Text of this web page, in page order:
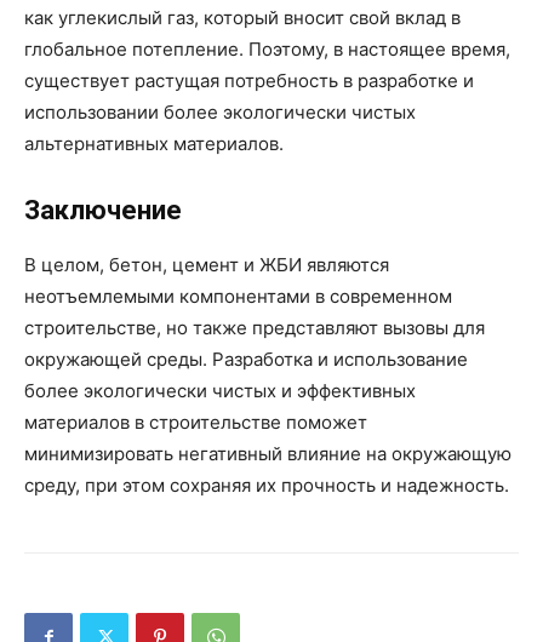
как углекислый газ, который вносит свой вклад в
глобальное потепление. Поэтому, в настоящее время,
существует растущая потребность в разработке и
использовании более экологически чистых
альтернативных материалов.
Заключение
В целом, бетон, цемент и ЖБИ являются
неотъемлемыми компонентами в современном
строительстве, но также представляют вызовы для
окружающей среды. Разработка и использование
более экологически чистых и эффективных
материалов в строительстве поможет
минимизировать негативный влияние на окружающую
среду, при этом сохраняя их прочность и надежность.